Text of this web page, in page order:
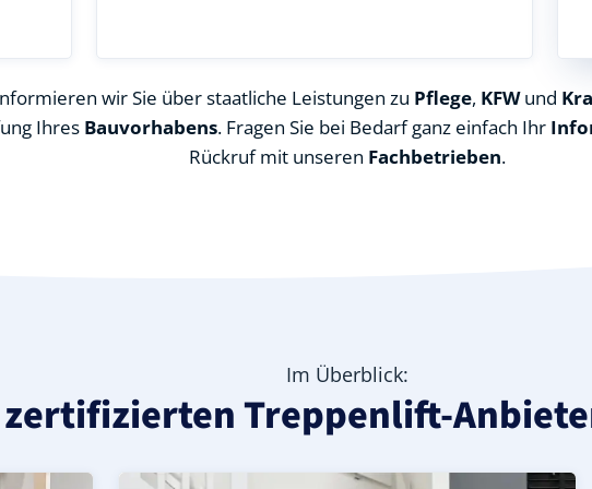
wir Sie über staatliche Leistungen zu Pflege, KFWund
Ihres Bauvorhabens. Fragen Sie bei Bedarf ganz einfach Ihr
Rückruf mit unseren Fachbetrieben.
Im Überblick:
Treppenlift-